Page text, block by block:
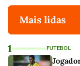
Mais lidas
1 FUTEBOL